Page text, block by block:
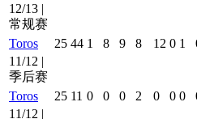
12/13 |
常规赛
Toros
25 44 1 8 9 8 12 0 1
11/12 |
季后赛
Toros
25 11 0 0 0 2 0 0 0
11/12 |